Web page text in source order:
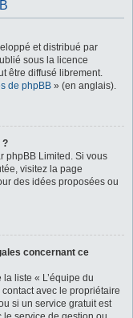
et distribué par
sous la licence
être diffusé librement.
de phpBB » (en anglais).
?
phpBB Limited. Si vous
visitez la page
des idées proposées ou
concernant ce
liste « L’équipe du
avec le propriétaire
si un service gratuit est